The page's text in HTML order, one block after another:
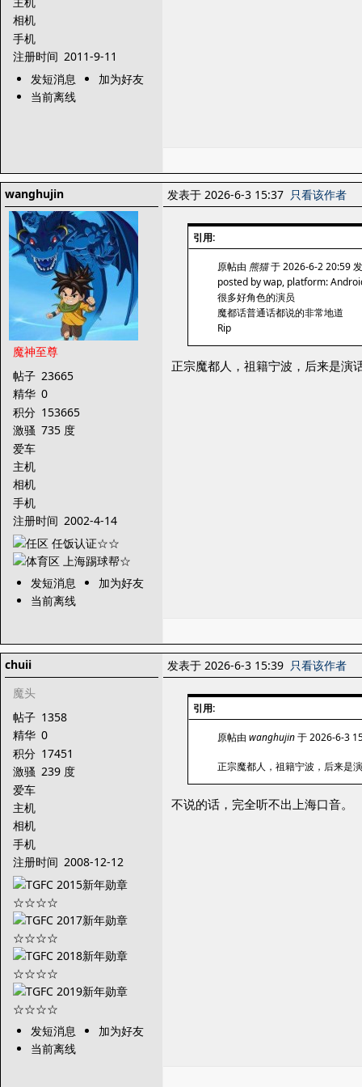
相机
手机
注册时间 2011-9-11
发短消息
加为好友
当前离线
wanghujin
魔神至尊
帖子 23665
精华 0
积分 153665
激骚 735 度
爱车
主机
相机
手机
注册时间 2002-4-14
发短消息
加为好友
当前离线
发表于 2026-6-3 15:37 只看该作者
引用:
原帖由 熊猫于 2026-6-2 20:59
posted by wap, platform:
很多好角色的演员
魔都话普通话都说的非常地道
Rip
正宗魔都人，祖籍宁波，后来是演
chuii
魔头
帖子 1358
精华 0
积分 17451
激骚 239 度
爱车
主机
相机
手机
注册时间 2008-12-12
发短消息
加为好友
当前离线
发表于 2026-6-3 15:39 只看该作者
引用:
原帖由 wanghujin于 2026-6-3
正宗魔都人，祖籍宁波，后来是
不说的话，完全听不出上海口音。